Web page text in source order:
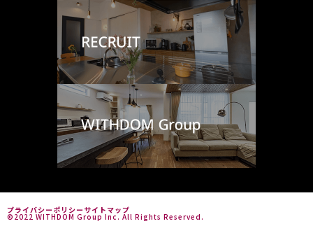
プライバシーポリシー サイトマップ
©2022 WITHDOM Group Inc. All Rights Reserved.